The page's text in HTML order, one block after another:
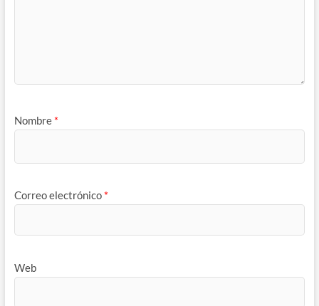
Nombre *
Correo electrónico *
Web